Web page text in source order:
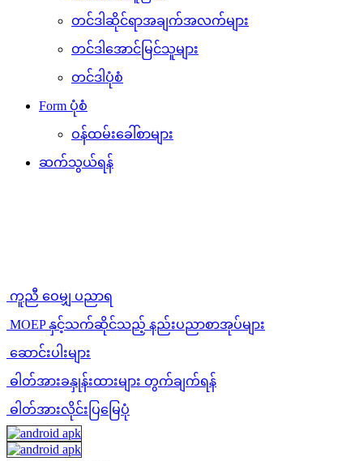
တင်ဒါဆိုင်ရာအချက်အလက်များ
တင်ဒါအောင်မြင်သူများ
တင်ဒါပုံစံ
Form ပုံစံ
ဝန်ထမ်းခေါ်စာများ
ဆက်သွယ်ရန်
ကူညီ ဝေမျှ ပညာရ
MOEP နှင့်သက်ဆိုင်သည့် နည်းပညာစာအုပ်များ
ဆောင်းပါးများ
ဓါတ်အားခနှုန်းထားများ တွက်ချက်ရန်
ဓါတ်အားလိုင်းပြမြေပုံ